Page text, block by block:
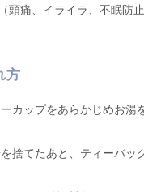
頭痛、イライラ、不眠防
方
カップをあらかじめお湯
捨てたあと、ティーバッ